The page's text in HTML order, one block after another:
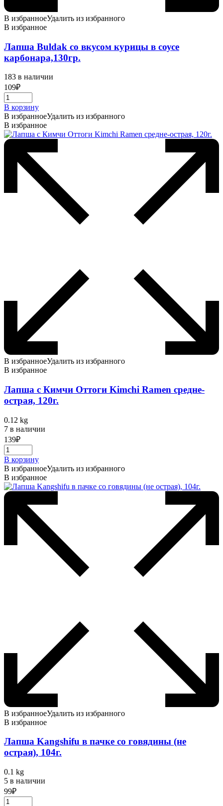
В избранноеУдалить из избранного
В избранное
Лапша Buldak со вкусом курицы в соусе
карбонара,130гр.
183 в наличии
109₽
В корзину
В избранноеУдалить из избранного
В избранное
В избранноеУдалить из избранного
В избранное
Лапша с Кимчи Оттоги Kimchi Ramen средне-
острая, 120г.
0.12 kg
7 в наличии
139₽
В корзину
В избранноеУдалить из избранного
В избранное
В избранноеУдалить из избранного
В избранное
Лапша Kangshifu в пачке со говядины (не
острая), 104г.
0.1 kg
5 в наличии
99₽